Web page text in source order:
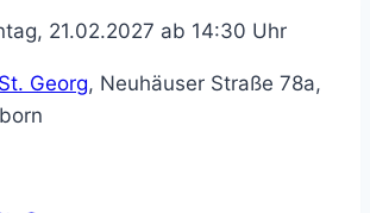
21.02.2027 ab 14:30 Uhr
Georg, Neuhäuser Straße 78a,